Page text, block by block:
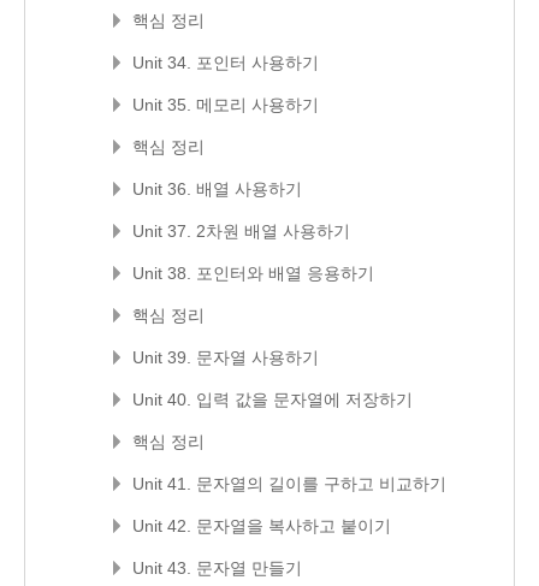
핵심 정리
Unit 34. 포인터 사용하기
Unit 35. 메모리 사용하기
핵심 정리
Unit 36. 배열 사용하기
Unit 37. 2차원 배열 사용하기
Unit 38. 포인터와 배열 응용하기
핵심 정리
Unit 39. 문자열 사용하기
Unit 40. 입력 값을 문자열에 저장하기
핵심 정리
Unit 41. 문자열의 길이를 구하고 비교하기
Unit 42. 문자열을 복사하고 붙이기
Unit 43. 문자열 만들기